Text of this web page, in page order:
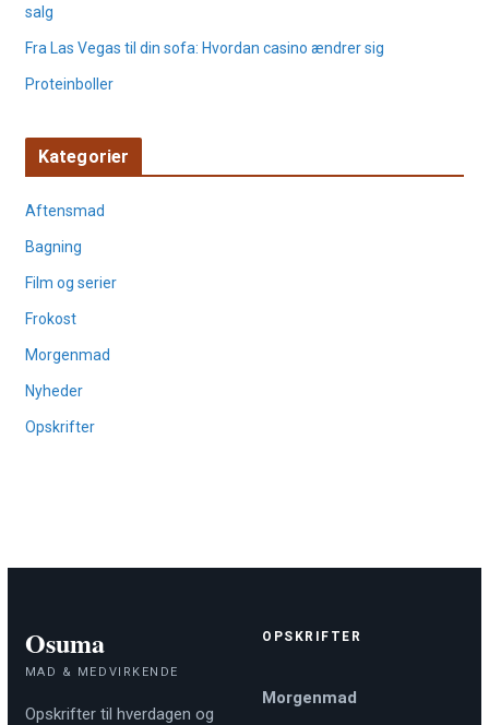
salg
Fra Las Vegas til din sofa: Hvordan casino ændrer sig
Proteinboller
Kategorier
Aftensmad
Bagning
Film og serier
Frokost
Morgenmad
Nyheder
Opskrifter
Osuma
MAD & MEDVIRKENDE
Opskrifter til hverdagen og
OPSKRIFTER
Morgenmad